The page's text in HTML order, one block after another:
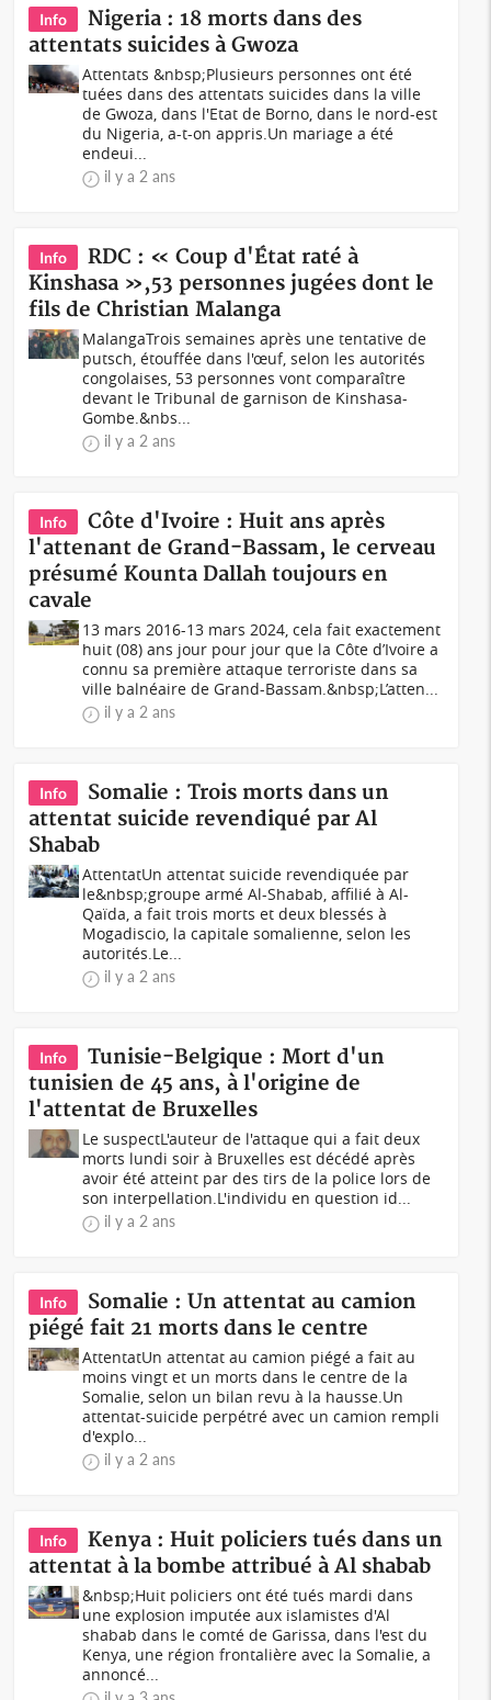
Info
Nigeria : 18 morts dans des
attentats suicides à Gwoza
Attentats &nbsp;Plusieurs personnes ont été
tuées dans des attentats suicides dans la ville
de Gwoza, dans l'Etat de Borno, dans le nord-est
du Nigeria, a-t-on appris.Un mariage a été
endeui...
il y a 2 ans
Info
RDC : « Coup d'État raté à
Kinshasa »,53 personnes jugées dont le
fils de Christian Malanga
MalangaTrois semaines après une tentative de
putsch, étouffée dans l'œuf, selon les autorités
congolaises, 53 personnes vont comparaître
devant le Tribunal de garnison de Kinshasa-
Gombe.&nbs...
il y a 2 ans
Info
Côte d'Ivoire : Huit ans après
l'attenant de Grand-Bassam, le cerveau
présumé Kounta Dallah toujours en
cavale
13 mars 2016-13 mars 2024, cela fait exactement
huit (08) ans jour pour jour que la Côte d’Ivoire a
connu sa première attaque terroriste dans sa
ville balnéaire de Grand-Bassam.&nbsp;L’atten...
il y a 2 ans
Info
Somalie : Trois morts dans un
attentat suicide revendiqué par Al
Shabab
AttentatUn attentat suicide revendiquée par
le&nbsp;groupe armé Al-Shabab, affilié à Al-
Qaïda, a fait trois morts et deux blessés à
Mogadiscio, la capitale somalienne, selon les
autorités.Le...
il y a 2 ans
Info
Tunisie-Belgique : Mort d'un
tunisien de 45 ans, à l'origine de
l'attentat de Bruxelles
Le suspectL'auteur de l'attaque qui a fait deux
morts lundi soir à Bruxelles est décédé après
avoir été atteint par des tirs de la police lors de
son interpellation.L'individu en question id...
il y a 2 ans
Info
Somalie : Un attentat au camion
piégé fait 21 morts dans le centre
AttentatUn attentat au camion piégé a fait au
moins vingt et un morts dans le centre de la
Somalie, selon un bilan revu à la hausse.Un
attentat-suicide perpétré avec un camion rempli
d'explo...
il y a 2 ans
Info
Kenya : Huit policiers tués dans un
attentat à la bombe attribué à Al shabab
&nbsp;Huit policiers ont été tués mardi dans
une explosion imputée aux islamistes d'Al
shabab dans le comté de Garissa, dans l'est du
Kenya, une région frontalière avec la Somalie, a
annoncé...